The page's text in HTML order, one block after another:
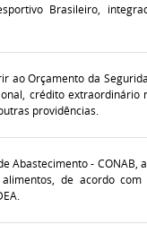
Brasileiro,
ao Orçamento da
crédito extraordinário
providências.
Abastecimento - CONAB,
de acordo